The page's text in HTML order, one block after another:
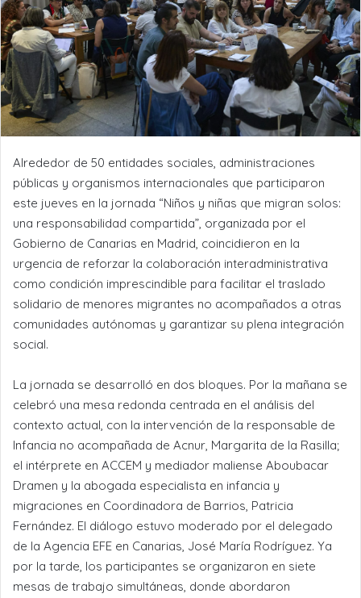
Alrededor de 50 entidades sociales, administraciones
públicas y organismos internacionales que participaron
este jueves en la jornada “Niños y niñas que migran solos:
una responsabilidad compartida”, organizada por el
Gobierno de Canarias en Madrid, coincidieron en la
urgencia de reforzar la colaboración interadministrativa
como condición imprescindible para facilitar el traslado
solidario de menores migrantes no acompañados a otras
comunidades autónomas y garantizar su plena integración
social.
La jornada se desarrolló en dos bloques. Por la mañana se
celebró una mesa redonda centrada en el análisis del
contexto actual, con la intervención de la responsable de
Infancia no acompañada de Acnur, Margarita de la Rasilla;
el intérprete en ACCEM y mediador maliense Aboubacar
Dramen y la abogada especialista en infancia y
migraciones en Coordinadora de Barrios, Patricia
Fernández. El diálogo estuvo moderado por el delegado
de la Agencia EFE en Canarias, José María Rodríguez. Ya
por la tarde, los participantes se organizaron en siete
mesas de trabajo simultáneas, donde abordaron